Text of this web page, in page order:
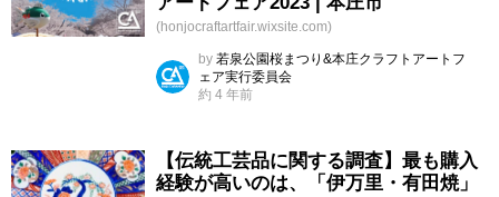
(honjocraftartfair.wixsite.com)
by 若泉公園桜まつり&本庄クラフトアートフ
ェア実行委員会
約 4 年前
【伝統工芸品に関する調査】最も購入
経験が高いのは、「伊万里・有田焼」